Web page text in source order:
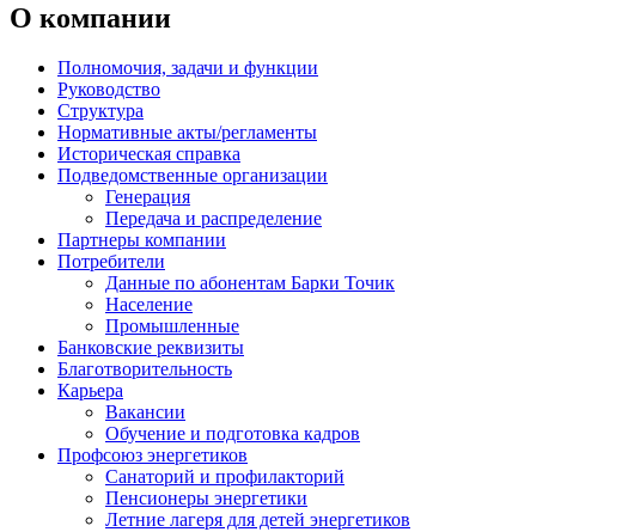
О компании
Полномочия, задачи и функции
Руководство
Структура
Нормативные акты/регламенты
Историческая справка
Подведомственные организации
Генерация
Передача и распределение
Партнеры компании
Потребители
Данные по абонентам Барки Точик
Население
Промышленные
Банковские реквизиты
Благотворительность
Карьера
Вакансии
Обучение и подготовка кадров
Профсоюз энергетиков
Санаторий и профилакторий
Пенсионеры энергетики
Летние лагеря для детей энергетиков